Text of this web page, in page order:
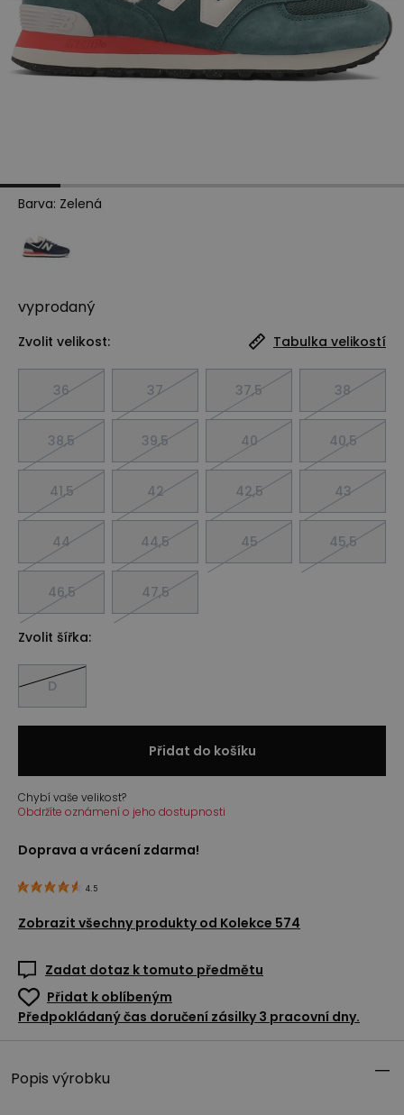
Barva: Zelená
vyprodaný
Zvolit velikost: Tabulka velikostí
36 37 37,5 38
38,5 39,5 40 40,5
41,5 42 42,5 43
44 44,5 45 45,5
46,5 47,5
Zvolit šířka:
D
Přidat do košíku
Chybí vaše velikost?
Obdržíte oznámení o jeho dostupnosti
Doprava a vrácení zdarma!
4.5
Zobrazit všechny produkty od Kolekce 574
Zadat dotaz k tomuto předmětu
Přidat k oblíbeným
Předpokládaný čas doručení zásilky 3 pracovní dny.
Popis výrobku